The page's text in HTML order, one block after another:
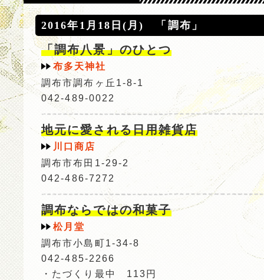
2016年1月18日(月) 「調布」
「調布八景」のひとつ
布多天神社
調布市調布ヶ丘1-8-1
042-489-0022
地元に愛される日用雑貨店
川口商店
調布市布田1-29-2
042-486-7272
調布ならではの和菓子
松月堂
調布市小島町1-34-8
042-485-2266
・たづくり最中 113円